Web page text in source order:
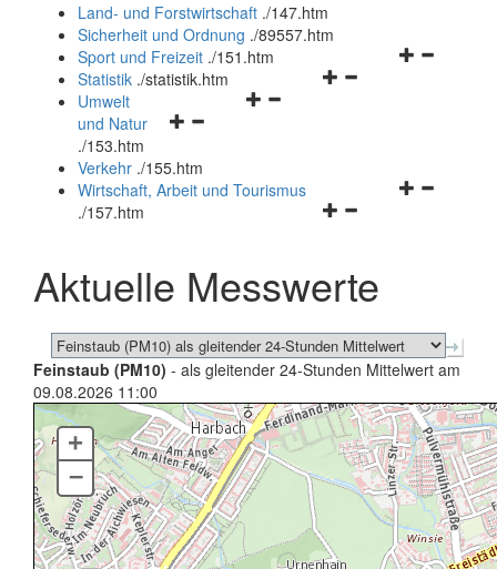
und
schließen
Land- und Forstwirtschaft ./147.htm
Sicherheit und Ordnung ./89557.htm
Navigationsmenü
Sport und Freizeit ./151.htm
Navigationsmenü
Statistik ./statistik.htm
Navigationsmenü
und
schließen
Umwelt
und Natur
./153.htm
Verkehr ./155.htm
Navigationsmenü
schließen
Wirtschaft, Arbeit und Tourismus
./157.htm
Aktuelle Messwerte
Feinstaub (PM10) - als gleitender 24-Stunden Mittelwert am
09.08.2026 11:00
+
–